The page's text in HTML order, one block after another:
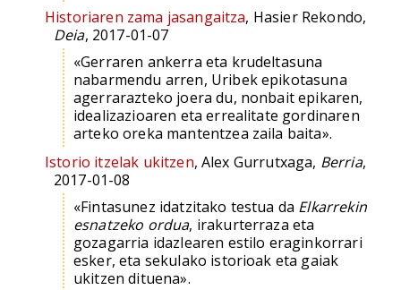
Historiaren zama jasangaitza, Hasier Rekondo,
Deia, 2017-01-07
«Gerraren ankerra eta krudeltasuna
nabarmendu arren, Uribek epikotasuna
agerrarazteko joera du, nonbait epikaren,
idealizazioaren eta errealitate gordinaren
arteko oreka mantentzea zaila baita».
Istorio itzelak ukitzen, Alex Gurrutxaga, Berria,
2017-01-08
«Fintasunez idatzitako testua da Elkarrekin
esnatzeko ordua, irakurterraza eta
gozagarria idazlearen estilo eraginkorrari
esker, eta sekulako istorioak eta gaiak
ukitzen dituena».